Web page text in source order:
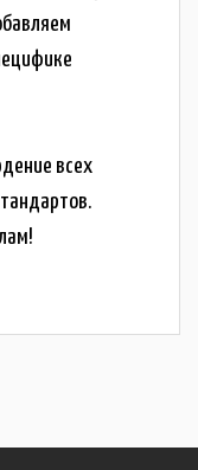
всех